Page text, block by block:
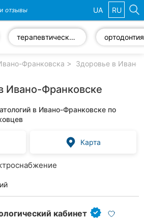
отзывы UA RU
терапевтическая стоматология ортодонтия
Франковска Здоровье в
Ивано-Франковске
в Ивано-Франковске по
Карта
кабинет